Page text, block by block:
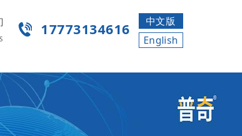
17773134616
中文版
English